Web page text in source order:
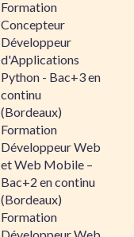
Formation
Concepteur
Développeur
d'Applications
Python - Bac+3 en
continu
(Bordeaux)
Formation
Développeur Web
et Web Mobile –
Bac+2 en continu
(Bordeaux)
Formation